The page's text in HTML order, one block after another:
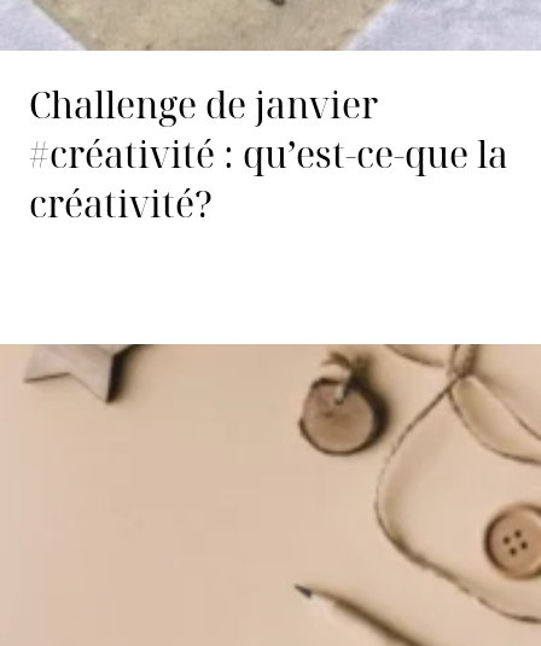
Challenge de janvier
#créativité : qu’est-ce-que la
créativité?